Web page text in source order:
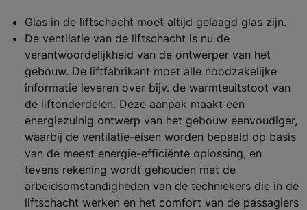
Glas in de liftschacht moet altijd gelaagd glas zijn.
De ventilatie van de liftschacht is nu de
verantwoordelijkheid van de ontwerper van het
gebouw. De liftfabrikant moet alle noodzakelijke
informatie leveren over bijv. de warmteuitstoot van
de liftonderdelen. Deze aanpak maakt een
energiezuinig ontwerp van het gebouw eenvoudiger,
waarbij de ventilatie-eisen worden bepaald op basis
van de meest energie-efficiënte oplossing, en
tevens rekening wordt gehouden met de
arbeidsomstandigheden van de techniekers die in de
liftschacht werken en het comfort van de passagiers